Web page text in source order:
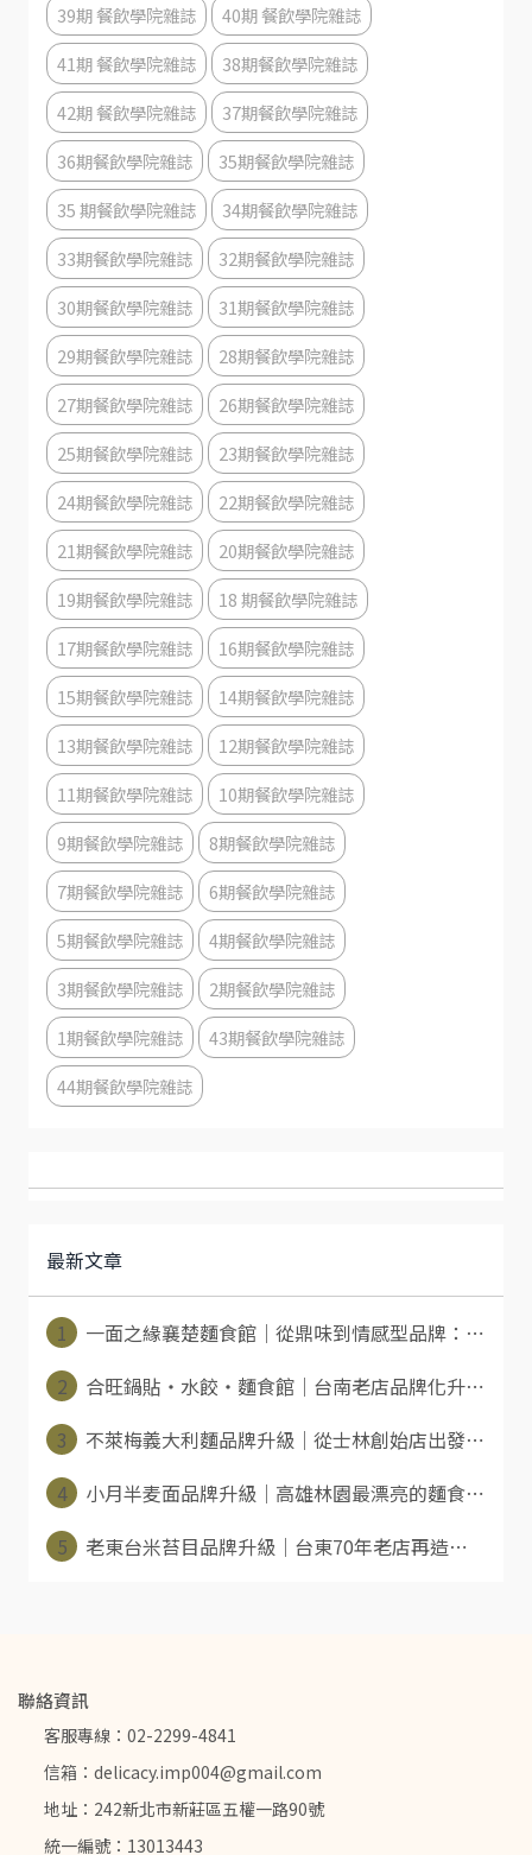
39期 餐飲學院雜誌
40期 餐飲學院雜誌
41期 餐飲學院雜誌
38期餐飲學院雜誌
42期 餐飲學院雜誌
37期餐飲學院雜誌
36期餐飲學院雜誌
35期餐飲學院雜誌
35 期餐飲學院雜誌
34期餐飲學院雜誌
33期餐飲學院雜誌
32期餐飲學院雜誌
30期餐飲學院雜誌
31期餐飲學院雜誌
29期餐飲學院雜誌
28期餐飲學院雜誌
27期餐飲學院雜誌
26期餐飲學院雜誌
25期餐飲學院雜誌
23期餐飲學院雜誌
24期餐飲學院雜誌
22期餐飲學院雜誌
21期餐飲學院雜誌
20期餐飲學院雜誌
19期餐飲學院雜誌
18 期餐飲學院雜誌
17期餐飲學院雜誌
16期餐飲學院雜誌
15期餐飲學院雜誌
14期餐飲學院雜誌
13期餐飲學院雜誌
12期餐飲學院雜誌
11期餐飲學院雜誌
10期餐飲學院雜誌
9期餐飲學院雜誌
8期餐飲學院雜誌
7期餐飲學院雜誌
6期餐飲學院雜誌
5期餐飲學院雜誌
4期餐飲學院雜誌
3期餐飲學院雜誌
2期餐飲學院雜誌
1期餐飲學院雜誌
43期餐飲學院雜誌
44期餐飲學院雜誌
最新文章
1
一面之緣襄楚麵食館｜從鼎味到情感型品牌：⋯
2
合旺鍋貼・水餃・麵食館｜台南老店品牌化升⋯
3
不萊梅義大利麵品牌升級｜從士林創始店出發⋯
4
小月半麦面品牌升級｜高雄林園最漂亮的麵食⋯
5
老東台米苔目品牌升級｜台東70年老店再造⋯
聯絡資訊
客服專線：02-2299-4841
信箱：delicacy.imp004@gmail.com
地址：242新北市新莊區五權一路90號
統一編號：13013443